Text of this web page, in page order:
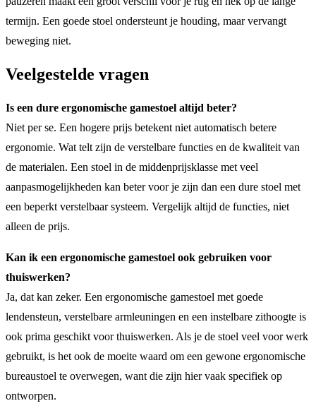
termijn. Een goede stoel ondersteunt je houding, maar vervangt
beweging niet.
Veelgestelde vragen
Is een dure ergonomische gamestoel altijd beter?
Niet per se. Een hogere prijs betekent niet automatisch betere
ergonomie. Wat telt zijn de verstelbare functies en de kwaliteit van
de materialen. Een stoel in de middenprijsklasse met veel
aanpasmogelijkheden kan beter voor je zijn dan een dure stoel met
een beperkt verstelbaar systeem. Vergelijk altijd de functies, niet
alleen de prijs.
Kan ik een ergonomische gamestoel ook gebruiken voor
thuiswerken?
Ja, dat kan zeker. Een ergonomische gamestoel met goede
lendensteun, verstelbare armleuningen en een instelbare zithoogte is
ook prima geschikt voor thuiswerken. Als je de stoel veel voor werk
gebruikt, is het ook de moeite waard om een gewone ergonomische
bureaustoel te overwegen, want die zijn hier vaak specifiek op
ontworpen.